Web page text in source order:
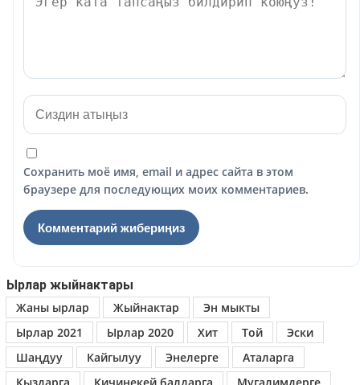
Сохранить моё имя, email и адрес сайта в этом
браузере для последующих моих комментариев.
Ырлар жыйнактары
Жаны ырлар
Жыйнактар
Эн мыкты
Ырлар 2021
Ырлар 2020 Хит Той
Эски
Шаңдуу
Кайгылуу Энелерге
Аталарга